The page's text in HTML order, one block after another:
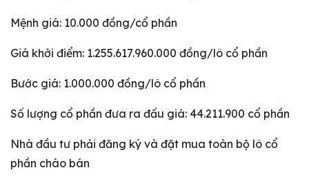
Mệnh giá: 10.000 đồng/cổ phần
Giá khởi điểm: 1.255.617.960.000 đồng/lô cổ phần
Bước giá: 1.000.000 đồng/lô cổ phần
Số lượng cổ phần đưa ra đấu giá: 44.211.900 cổ phần
Nhà đầu tư phải đăng ký và đặt mua toàn bộ lô cổ
phần chào bán